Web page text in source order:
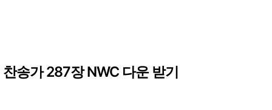
찬송가 287장 NWC 다운 받기